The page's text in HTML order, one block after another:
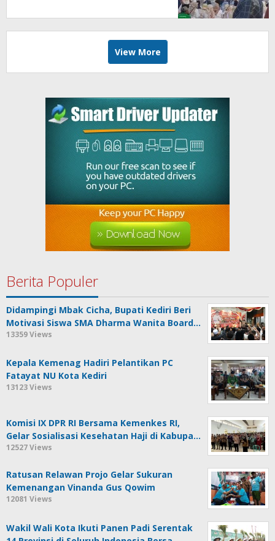
View More
Berita Populer
Didampingi Mbak Cicha, Bupati Kediri Beri
Motivasi Siswa SMA Dharma Wanita Board…
13359 Views
Kepala Kemenag Hadiri Pelantikan PC
Fatayat NU Kota Kediri
13123 Views
Komisi IX DPR RI Bersama Kemenkes RI,
Gelar Sosialisasi Kesehatan Haji di Kabupa…
12527 Views
Ratusan Relawan Projo Gelar Sukuran
Kemenangan Vinanda Gus Qowim
12081 Views
Wakil Wali Kota Ikuti Panen Padi Serentak